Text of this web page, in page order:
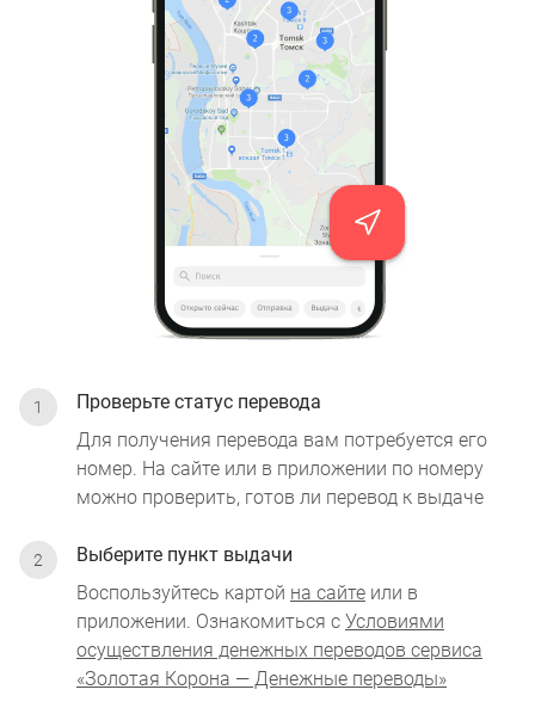
Проверьте статус перевода
Для получения перевода вам потребуется его
номер. На сайте или в приложении по номеру
можно проверить, готов ли перевод к выдаче
Выберите пункт выдачи
Воспользуйтесь картой на сайте или в
приложении. Ознакомиться с Условиями
осуществления денежных переводов сервиса
«Золотая Корона — Денежные переводы»